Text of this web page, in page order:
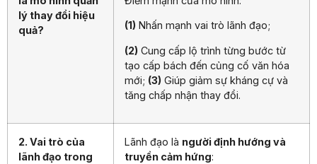
lý thay đổi hiệu
quả?
(1) Nhấn mạnh vai trò lãnh đạo;
(2) Cung cấp lộ trình từng bước từ
tạo cấp bách đến củng cố văn hóa
mới; (3) Giúp giảm sự kháng cự và
tăng chấp nhận thay đổi.
2. Vai trò của
lãnh đạo trong
Lãnh đạo là người định hướng và
truyền cảm hứng: